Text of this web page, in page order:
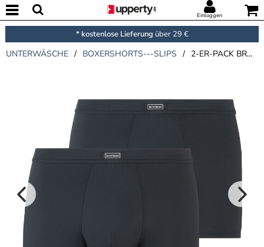
Einloggen
* kostenlose Lieferung über 29 €
UNTERWÄSCHE / BOXERSHORTS---SLIPS / 2-ER-PACK BRUNO BANANI MICRO SIMPLY SHORTS